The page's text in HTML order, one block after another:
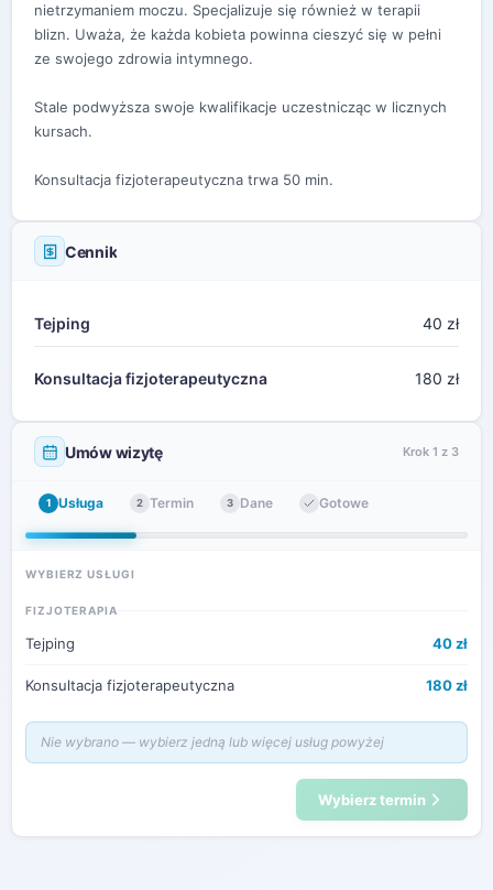
nietrzymaniem moczu. Specjalizuje się również w terapii
blizn. Uważa, że każda kobieta powinna cieszyć się w pełni
ze swojego zdrowia intymnego.
Stale podwyższa swoje kwalifikacje uczestnicząc w licznych
kursach.
Konsultacja fizjoterapeutyczna trwa 50 min.
Cennik
Tejping 40 zł
Konsultacja fizjoterapeutyczna 180 zł
Umów wizytę Krok 1 z 3
1 Usługa 2 Termin 3 Dane Gotowe
WYBIERZ USŁUGI
FIZJOTERAPIA
Tejping 40 zł
Konsultacja fizjoterapeutyczna 180 zł
Nie wybrano — wybierz jedną lub więcej usług powyżej
Wybierz termin